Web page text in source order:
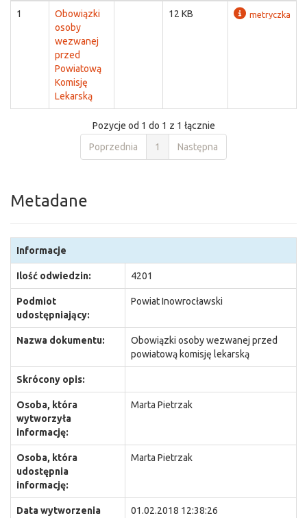
1
Obowiązki
osoby
wezwanej
przed
Powiatową
Komisję
Lekarską
12 KB metryczka
Pozycje od 1 do 1 z 1 łącznie
Poprzednia
1 Następna
Metadane
Informacje
Ilość odwiedzin: 4201
Podmiot
udostępniający:
Powiat Inowrocławski
Nazwa dokumentu:
Obowiązki osoby wezwanej przed
powiatową komisję lekarską
Skrócony opis:
Osoba, która
wytworzyła
informację:
Marta Pietrzak
Osoba, która
udostępnia
informację:
Marta Pietrzak
Data wytworzenia
01.02.2018 12:38:26